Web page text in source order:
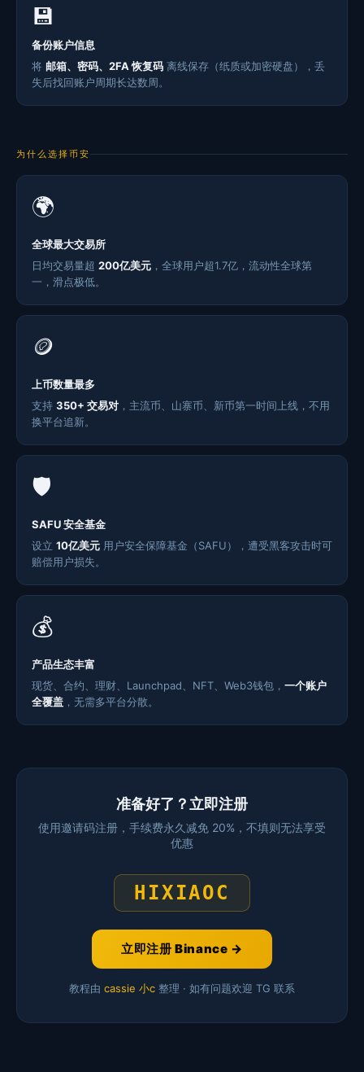
💾
备份账户信息
将 邮箱、密码、2FA 恢复码 离线保存（纸质或加密硬盘），丢
失后找回账户周期长达数周。
为什么选择币安
🌍
全球最大交易所
日均交易量超 200亿美元 ，全球用户超1.7亿，流动性全球第
一，滑点极低。
🪙
上币数量最多
支持 350+ 交易对 ，主流币、山寨币、新币第一时间上线，不用
换平台追新。
🛡️
SAFU 安全基金
设立 10亿美元 用户安全保障基金（SAFU），遭受黑客攻击时可
赔偿用户损失。
💰
产品生态丰富
现货、合约、理财、Launchpad、NFT、Web3钱包， 一个账户
全覆盖 ，无需多平台分散。
准备好了？立即注册
使用邀请码注册，手续费永久减免 20%，不填则无法享受
优惠
HIXIAOC
立即注册 Binance →
教程由 cassie 小c 整理 · 如有问题欢迎 TG 联系